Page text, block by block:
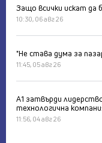
Защо всички искат да
10:30, 06 авг 26
"Не става дума за
11:45, 05 авг 26
А1 затвърди
технологична
11:56, 04 авг 26